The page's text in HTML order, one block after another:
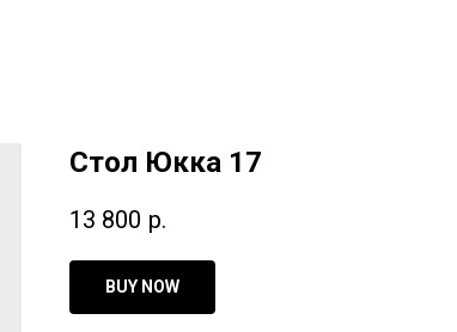
Стол Юкка 17
13 800 р.
BUY NOW